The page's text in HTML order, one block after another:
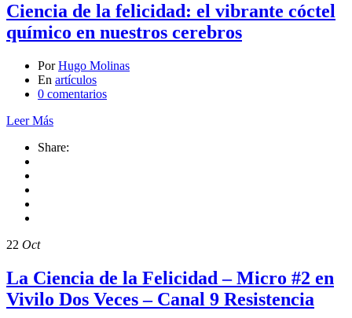
Ciencia de la felicidad: el vibrante cóctel
químico en nuestros cerebros
Por Hugo Molinas
En artículos
0 comentarios
Leer Más
Share:
22 Oct
La Ciencia de la Felicidad – Micro #2 en
Vivilo Dos Veces – Canal 9 Resistencia